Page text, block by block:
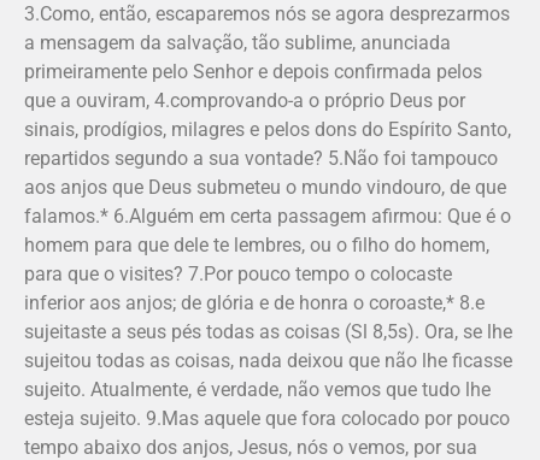
3.Como, então, escaparemos nós se agora desprezarmos
a mensagem da salvação, tão sublime, anunciada
primeiramente pelo Senhor e depois confirmada pelos
que a ouviram, 4.comprovando-a o próprio Deus por
sinais, prodígios, milagres e pelos dons do Espírito Santo,
repartidos segundo a sua vontade? 5.Não foi tampouco
aos anjos que Deus submeteu o mundo vindouro, de que
falamos.* 6.Alguém em certa passagem afirmou: Que é o
homem para que dele te lembres, ou o filho do homem,
para que o visites? 7.Por pouco tempo o colocaste
inferior aos anjos; de glória e de honra o coroaste,* 8.e
sujeitaste a seus pés todas as coisas (Sl 8,5s). Ora, se lhe
sujeitou todas as coisas, nada deixou que não lhe ficasse
sujeito. Atualmente, é verdade, não vemos que tudo lhe
esteja sujeito. 9.Mas aquele que fora colocado por pouco
tempo abaixo dos anjos, Jesus, nós o vemos, por sua